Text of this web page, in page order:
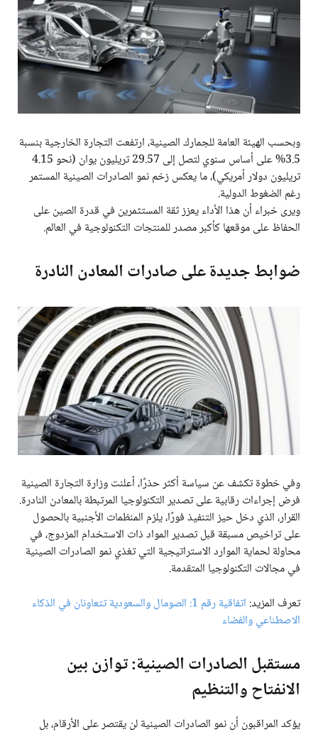
وبحسب الهيئة العامة للجمارك الصينية، ارتفعت التجارة الخارجية بنسبة
3.5% على أساس سنوي لتصل إلى 29.57 تريليون يوان (نحو 4.15
تريليون دولار أمريكي)، ما يعكس زخم نمو الصادرات الصينية المستمر
رغم الضغوط الدولية.
ويرى خبراء أن هذا الأداء يعزز ثقة المستثمرين في قدرة الصين على
الحفاظ على موقعها كأكبر مصدر للمنتجات التكنولوجية في العالم.
ضوابط جديدة على صادرات المعادن النادرة
وفي خطوة تكشف عن سياسة أكثر حذرًا، أعلنت وزارة التجارة الصينية
فرض إجراءات رقابية على تصدير التكنولوجيا المرتبطة بالمعادن النادرة.
القرار، الذي دخل حيز التنفيذ فورًا، يلزم المنظمات الأجنبية بالحصول
على تراخيص مسبقة قبل تصدير المواد ذات الاستخدام المزدوج، في
محاولة لحماية الموارد الاستراتيجية التي تغذي نمو الصادرات الصينية
في مجالات التكنولوجيا المتقدمة.
تعرف المزيد:
اتفاقية رقم 1: الصومال والسعودية تتعاونان في الذكاء
الاصطناعي والفضاء
مستقبل الصادرات الصينية: توازن بين
الانفتاح والتنظيم
يؤكد المراقبون أن نمو الصادرات الصينية لن يقتصر على الأرقام، بل